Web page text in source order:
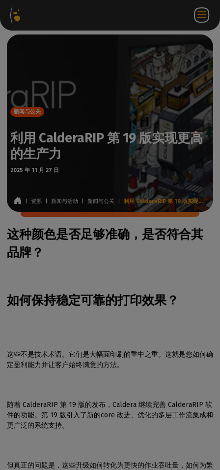
ZH
新闻与公关
利用 CalderaRIP 第 19 版实现更高
的生产力
2025 年 11 月 27 日
资源 新闻与活动 新闻与公关 利用 CalderaRIP 第 19 版实现更高的生产力
这种颜色是否足够准确，是否符合其
品牌？
如何保持稳定可靠的打印效果？
这些不是技术术语。它们是大幅面印刷的重中之重。这就是您如何确
定盈利能力并让客户始终满意的方法。
随着 CalderaRIP 第 19 版的发布，Caldera 继续完善 CalderaRIP 软
件的功能。第 19 版引入了新的core 改进、优化的多层工作流集成和
更广泛的系统支持。
但真正的问题是，这些升级如何转化为更快的作业吞吐量，如何为繁